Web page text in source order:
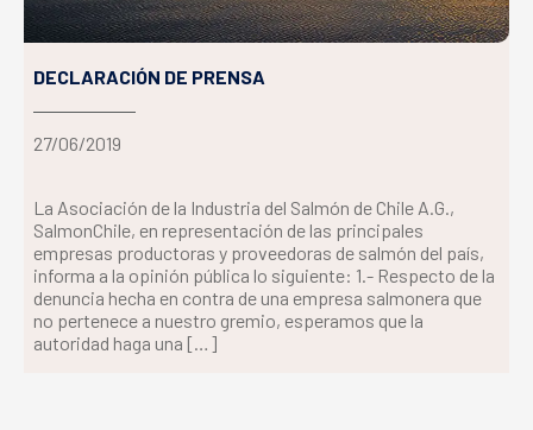
DECLARACIÓN DE PRENSA
27/06/2019
La Asociación de la Industria del Salmón de Chile A.G.,
SalmonChile, en representación de las principales
empresas productoras y proveedoras de salmón del país,
informa a la opinión pública lo siguiente: 1.- Respecto de la
denuncia hecha en contra de una empresa salmonera que
no pertenece a nuestro gremio, esperamos que la
autoridad haga una […]